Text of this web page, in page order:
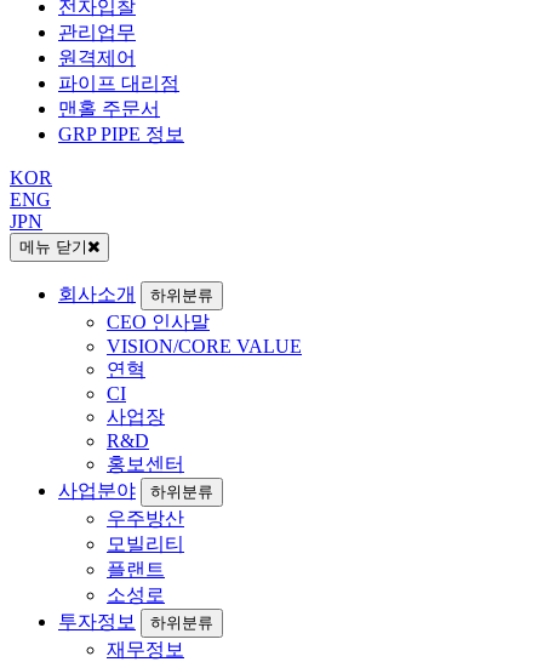
전자입찰
관리업무
원격제어
파이프 대리점
맨홀 주문서
GRP PIPE 정보
KOR
ENG
JPN
메뉴 닫기
회사소개 하위분류
CEO 인사말
VISION/CORE VALUE
연혁
CI
사업장
R&D
홍보센터
사업분야
하위분류
우주방산
모빌리티
플랜트
소성로
투자정보
하위분류
재무정보